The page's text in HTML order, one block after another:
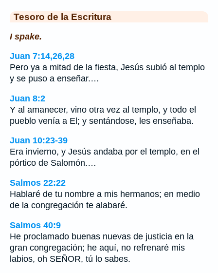
Tesoro de la Escritura
I spake.
Juan 7:14,26,28
Pero ya a mitad de la fiesta, Jesús subió al templo
y se puso a enseñar.…
Juan 8:2
Y al amanecer, vino otra vez al templo, y todo el
pueblo venía a El; y sentándose, les enseñaba.
Juan 10:23-39
Era invierno, y Jesús andaba por el templo, en el
pórtico de Salomón.…
Salmos 22:22
Hablaré de tu nombre a mis hermanos; en medio
de la congregación te alabaré.
Salmos 40:9
He proclamado buenas nuevas de justicia en la
gran congregación; he aquí, no refrenaré mis
labios, oh SEÑOR, tú lo sabes.